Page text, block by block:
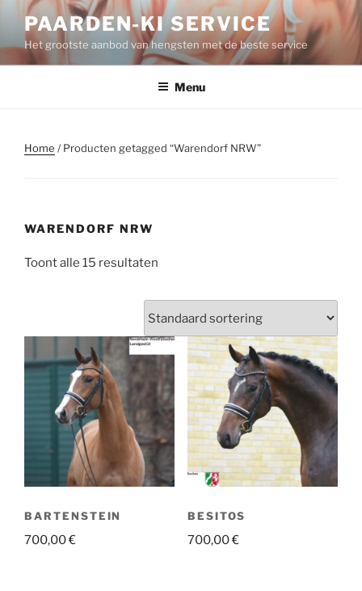
Spring
de
inhoud
PAARDEN-KI SERVICE
Het grootste aanbod van hengsten met de beste service
Menu
Home / Producten getagged “Warendorf NRW”
WARENDORF NRW
Toont alle 15 resultaten
BARTENSTEIN
700,00€
BESITOS
700,00€